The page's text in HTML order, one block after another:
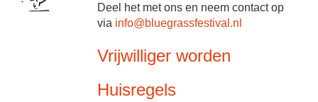
Deel het met ons en neem contact op
via info@bluegrassfestival.nl
Vrijwilliger worden
Huisregels